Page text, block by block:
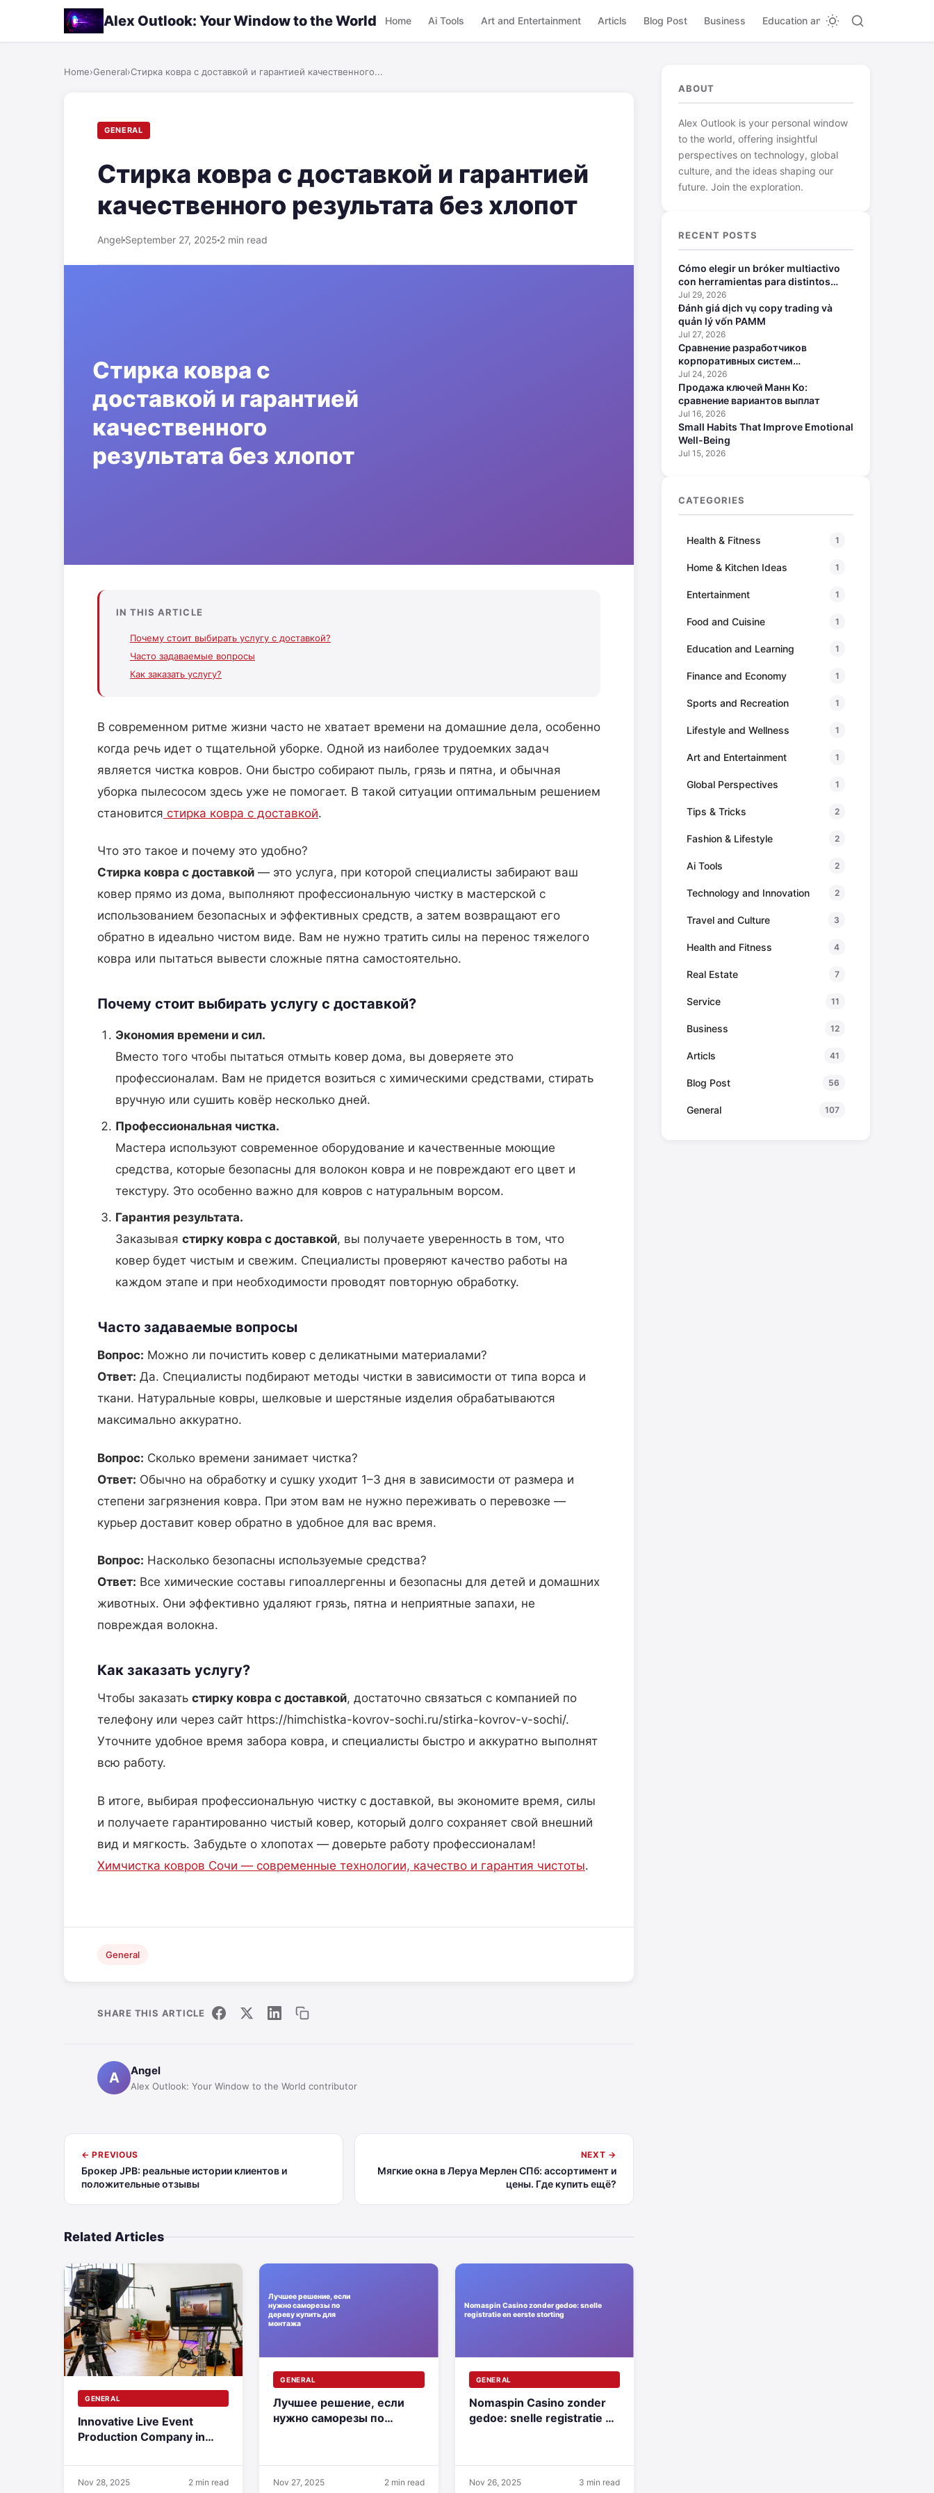
Alex Outlook: Your Window to the World Home Ai Tools Art and Entertainment Articls Blog Post Business Education and Learning
Home›General›Стирка ковра с доставкой и гарантией качественного...
GENERAL
Стирка ковра с доставкой и гарантией
качественного результата без хлопот
Angel September 27, 2025 2 min read
IN THIS ARTICLE
Почему стоит выбирать услугу с доставкой?
Часто задаваемые вопросы
Как заказать услугу?
В современном ритме жизни часто не хватает времени на домашние дела, особенно
когда речь идет о тщательной уборке. Одной из наиболее трудоемких задач
является чистка ковров. Они быстро собирают пыль, грязь и пятна, и обычная
уборка пылесосом здесь уже не помогает. В такой ситуации оптимальным решением
становится стирка ковра с доставкой.
Что это такое и почему это удобно?
Стирка ковра с доставкой — это услуга, при которой специалисты забирают ваш
ковер прямо из дома, выполняют профессиональную чистку в мастерской с
использованием безопасных и эффективных средств, а затем возвращают его
обратно в идеально чистом виде. Вам не нужно тратить силы на перенос тяжелого
ковра или пытаться вывести сложные пятна самостоятельно.
Почему стоит выбирать услугу с доставкой?
Экономия времени и сил.
Вместо того чтобы пытаться отмыть ковер дома, вы доверяете это
профессионалам. Вам не придется возиться с химическими средствами, стирать
вручную или сушить ковёр несколько дней.
Профессиональная чистка.
Мастера используют современное оборудование и качественные моющие
средства, которые безопасны для волокон ковра и не повреждают его цвет и
текстуру. Это особенно важно для ковров с натуральным ворсом.
Гарантия результата.
Заказывая стирку ковра с доставкой, вы получаете уверенность в том, что
ковер будет чистым и свежим. Специалисты проверяют качество работы на
каждом этапе и при необходимости проводят повторную обработку.
Часто задаваемые вопросы
Вопрос: Можно ли почистить ковер с деликатными материалами?
Ответ: Да. Специалисты подбирают методы чистки в зависимости от типа ворса и
ткани. Натуральные ковры, шелковые и шерстяные изделия обрабатываются
максимально аккуратно.
Вопрос: Сколько времени занимает чистка?
Ответ: Обычно на обработку и сушку уходит 1–3 дня в зависимости от размера и
степени загрязнения ковра. При этом вам не нужно переживать о перевозке —
курьер доставит ковер обратно в удобное для вас время.
Вопрос: Насколько безопасны используемые средства?
Ответ: Все химические составы гипоаллергенны и безопасны для детей и домашних
животных. Они эффективно удаляют грязь, пятна и неприятные запахи, не
повреждая волокна.
Как заказать услугу?
Чтобы заказать стирку ковра с доставкой, достаточно связаться с компанией по
телефону или через сайт https://himchistka-kovrov-sochi.ru/stirka-kovrov-v-sochi/.
Уточните удобное время забора ковра, и специалисты быстро и аккуратно выполнят
всю работу.
В итоге, выбирая профессиональную чистку с доставкой, вы экономите время, силы
и получаете гарантированно чистый ковер, который долго сохраняет свой внешний
вид и мягкость. Забудьте о хлопотах — доверьте работу профессионалам!
Химчистка ковров Сочи — современные технологии, качество и гарантия чистоты.
General
SHARE THIS ARTICLE
A Angel
Alex Outlook: Your Window to the World contributor
← PREVIOUS
Брокер JPB: реальные истории клиентов и
положительные отзывы
NEXT →
Мягкие окна в Леруа Мерлен СПб: ассортимент и
цены. Где купить ещё?
Related Articles
GENERAL
Innovative Live Event
Production Company in
Nov 28, 2025 2 min read
GENERAL
Лучшее решение, если
нужно саморезы по
Nov 27, 2025 2 min read
GENERAL
Nomaspin Casino zonder
gedoe: snelle registratie en
Nov 26, 2025 3 min read
ABOUT
Alex Outlook is your personal window
to the world, offering insightful
perspectives on technology, global
culture, and the ideas shaping our
future. Join the exploration.
RECENT POSTS
Cómo elegir un bróker multiactivo
con herramientas para distintos
perfiles
Jul 29, 2026
Đánh giá dịch vụ copy trading và
quản lý vốn PAMM
Jul 27, 2026
Сравнение разработчиков
корпоративных систем
искусственного интеллекта
Jul 24, 2026
Продажа ключей Манн Ко:
сравнение вариантов выплат
Jul 16, 2026
Small Habits That Improve Emotional
Well-Being
Jul 15, 2026
CATEGORIES
Health & Fitness 1
Home & Kitchen Ideas 1
Entertainment 1
Food and Cuisine 1
Education and Learning 1
Finance and Economy 1
Sports and Recreation 1
Lifestyle and Wellness 1
Art and Entertainment 1
Global Perspectives 1
Tips & Tricks 2
Fashion & Lifestyle 2
Ai Tools 2
Technology and Innovation 2
Travel and Culture 3
Health and Fitness 4
Real Estate 7
Service 11
Business 12
Articls 41
Blog Post 56
General 107